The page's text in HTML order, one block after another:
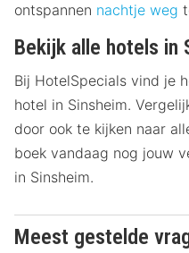
ontspannen nachtje weg
Bekijk alle hotels in
Bij HotelSpecials vind je
hotel in Sinsheim.
door ook te kijken naar
boek vandaag nog jouw
in Sinsheim.
Meest gestelde